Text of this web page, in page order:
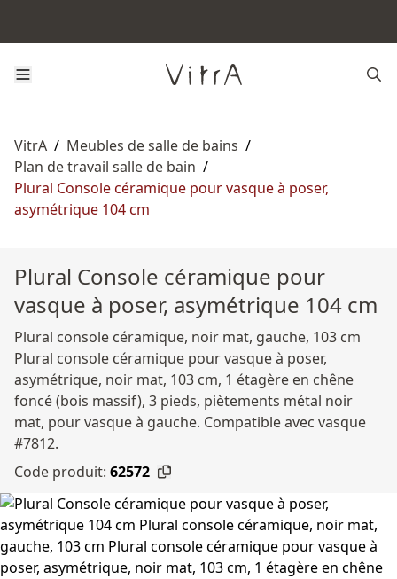
VitrA / Meubles de salle de bains /
Plan de travail salle de bain /
Plural Console céramique pour vasque à poser,
asymétrique 104 cm
Plural Console céramique pour
vasque à poser, asymétrique 104 cm
Plural console céramique, noir mat, gauche, 103 cm
Plural console céramique pour vasque à poser,
asymétrique, noir mat, 103 cm, 1 étagère en chêne
foncé (bois massif), 3 pieds, piètements métal noir
mat, pour vasque à gauche. Compatible avec vasque
#7812.
Code produit: 62572